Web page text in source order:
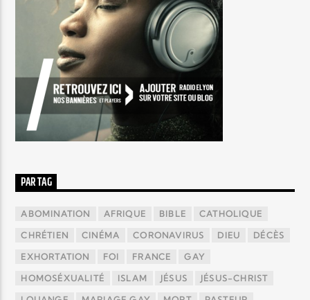
PAR TAG
ABOMINATION AFRIQUE BIBLE CATHOLIQUE
CHRÉTIEN CINÉMA CORONAVIRUS DIEU DÉCÈS
EXHORTATION FOI FRANCE GAY
HOMOSÉXUALITÉ ISLAM JÉSUS JÉSUS-CHRIST